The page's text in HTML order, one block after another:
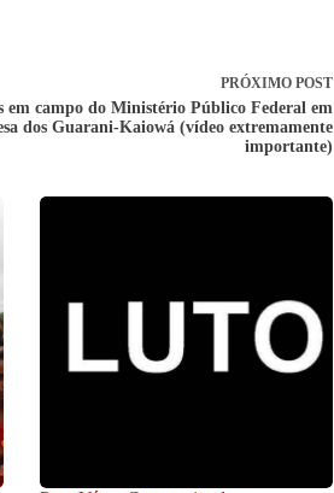
PRÓXIMO POST
em campo do Ministério Público Federal em
dos Guarani-Kaiowá (vídeo extremamente
importante)